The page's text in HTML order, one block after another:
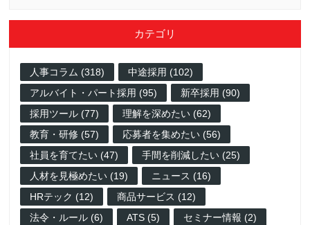
カテゴリ
人事コラム (318)
中途採用 (102)
アルバイト・パート採用 (95)
新卒採用 (90)
採用ツール (77)
理解を深めたい (62)
教育・研修 (57)
応募者を集めたい (56)
社員を育てたい (47)
手間を削減したい (25)
人材を見極めたい (19)
ニュース (16)
HRテック (12)
商品サービス (12)
法令・ルール (6)
ATS (5)
セミナー情報 (2)